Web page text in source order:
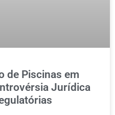
de Piscinas em
Jurídica